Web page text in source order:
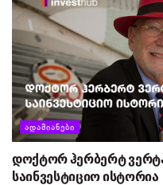
ᲐᲓᲐᲛᲘᲐᲜᲔᲑᲘ
დოქტორ ჰერბერტ
საინვესტიციო ისტორია